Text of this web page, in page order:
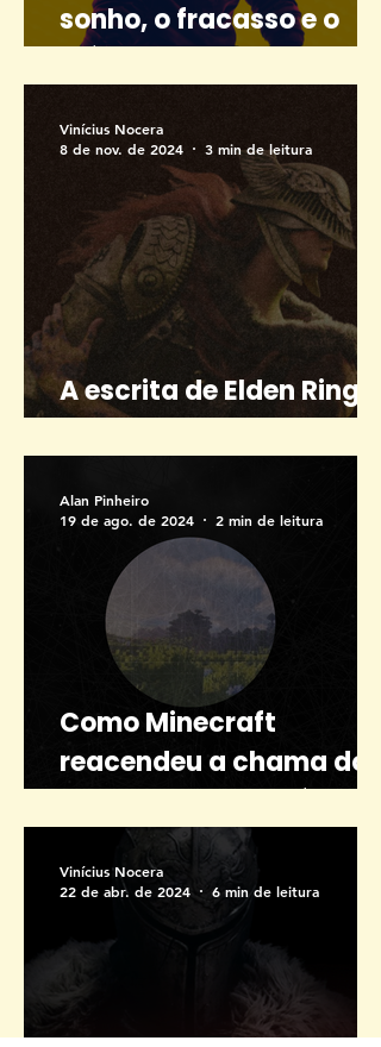
sonho, o fracasso e o
clássico
A escrita de Elden Ring e
suas contradições belas
Vinícius Nocera
8 de nov. de 2024
3 min de leitura
Como Minecraft
reacendeu a chama do
meu coração bucólico
Alan Pinheiro
19 de ago. de 2024
2 min de leitura
Vinícius Nocera
22 de abr. de 2024
6 min de leitura